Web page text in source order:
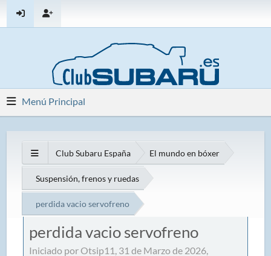
Menú Principal
Club Subaru España El mundo en bóxer
Suspensión, frenos y ruedas
perdida vacio servofreno
perdida vacio servofreno
Iniciado por Otsip11, 31 de Marzo de 2026,